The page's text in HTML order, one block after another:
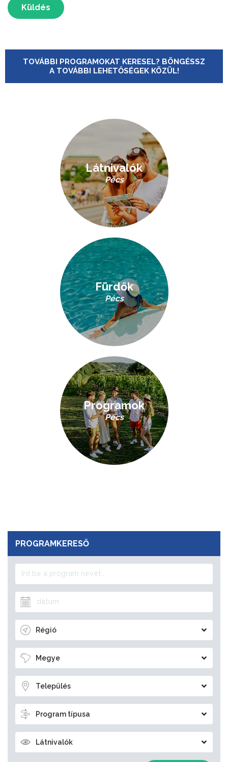
Küldés
TOVÁBBI PROGRAMOKAT KERESEL? BÖNGÉSSZ
A TOVÁBBI LEHETŐSÉGEK KÖZÜL!
Látnivalók
Pécs
Fürdők
Pécs
Programok
Pécs
PROGRAMKERESŐ
Régió
Megye
Település
Program típusa
Látnivalók